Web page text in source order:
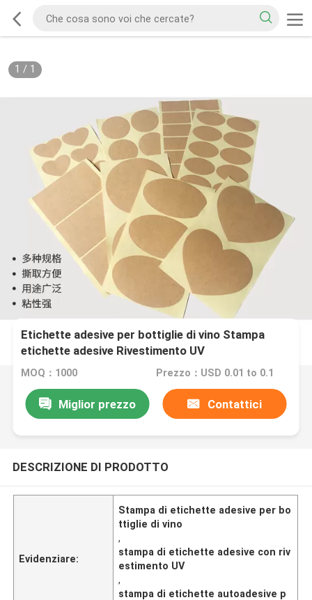
1 / 1
Etichette adesive per bottiglie di vino Stampa
etichette adesive Rivestimento UV
MOQ：1000 Prezzo：USD 0.01 to 0.1
Miglior prezzo Contattici
DESCRIZIONE DI PRODOTTO
Evidenziare:
Stampa di etichette adesive per bo
ttiglie di vino
,
stampa di etichette adesive con riv
estimento UV
,
stampa di etichette autoadesive p